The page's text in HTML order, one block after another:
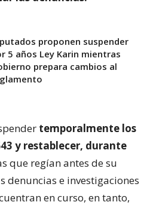
proponen suspender
5 años Ley Karin mientras
prepara cambios al
temporalmente los
y restablecer, durante
que regían antes de su
denuncias e investigaciones
en curso, en tanto,